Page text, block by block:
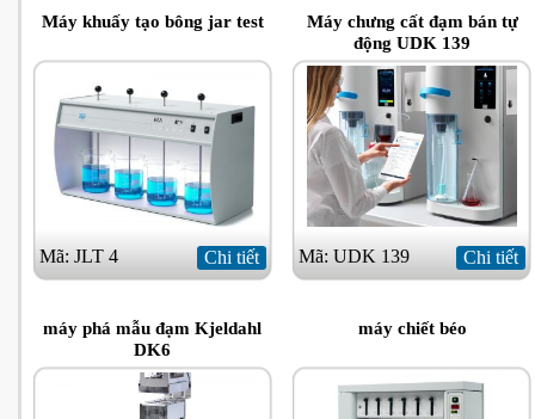
Máy khuấy tạo bông jar test
Mã: JLT 4 Chi tiết
Máy chưng cất đạm bán tự
động UDK 139
Mã: UDK 139 Chi tiết
máy phá mẫu đạm Kjeldahl
DK6
máy chiết béo